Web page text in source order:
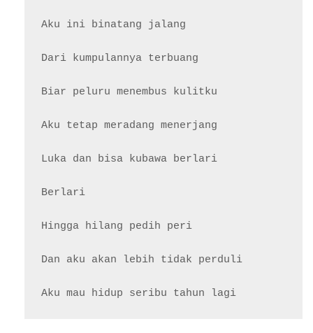
Aku ini binatang jalang
Dari kumpulannya terbuang
Biar peluru menembus kulitku
Aku tetap meradang menerjang
Luka dan bisa kubawa berlari
Berlari
Hingga hilang pedih peri
Dan aku akan lebih tidak perduli